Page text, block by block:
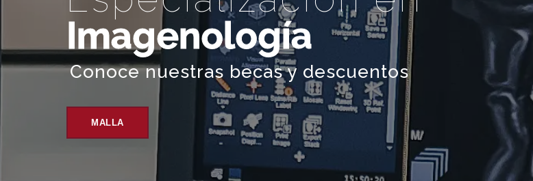
Imagenología
Conoce nuestras becas y descuentos
MALLA